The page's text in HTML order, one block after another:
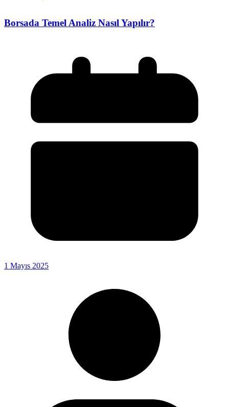
Borsada Temel Analiz Nasıl Yapılır?
1 Mayıs 2025